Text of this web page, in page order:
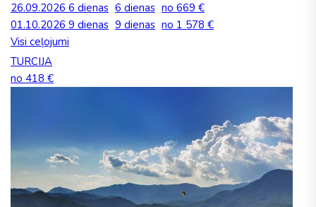
26.09.2026 6 dienas 6 dienas no 669 €
01.10.2026 9 dienas 9 dienas no 1 578 €
Visi ceļojumi
TURCIJA
no 418 €